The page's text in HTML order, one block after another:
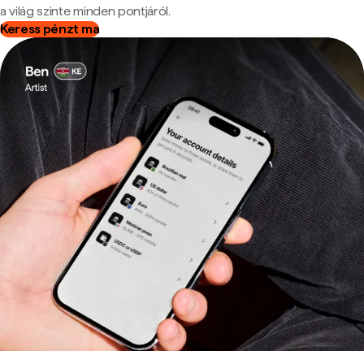
a világ szinte minden pontjáról.
Keress pénzt ma